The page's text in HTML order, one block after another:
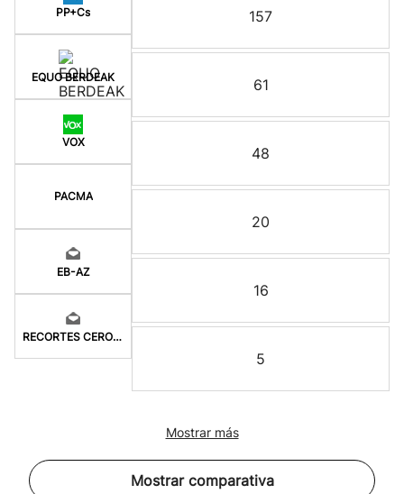
PP+Cs
EQUO BERDEAK
VOX
PACMA
EB-AZ
RECORTES CERO-LV-M
157
61
48
20
16
5
Mostrar más
Mostrar comparativa